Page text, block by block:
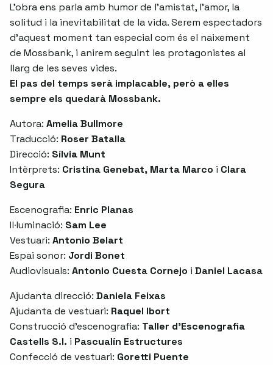
L’obra ens parla amb humor de l’amistat, l’amor, la
solitud i la inevitabilitat de la vida. Serem espectadors
d’aquest moment tan especial com és el naixement
de Mossbank, i anirem seguint les protagonistes al
llarg de les seves vides.
El pas del temps serà implacable, però a elles
sempre els quedarà Mossbank.
Autora: Amelia Bullmore
Traducció: Roser Batalla
Direcció: Sílvia Munt
Intèrprets: Cristina Genebat, Marta Marco i Clara
Segura
Escenografia: Enric Planas
Il·luminació: Sam Lee
Vestuari: Antonio Belart
Espai sonor: Jordi Bonet
Audiovisuals: Antonio Cuesta Cornejo i Daniel Lacasa
Ajudanta direcció: Daniela Feixas
Ajudanta de vestuari: Raquel Ibort
Construcció d’escenografia: Taller d’Escenografia
Castells S.l. i Pascualín Estructures
Confecció de vestuari: Goretti Puente